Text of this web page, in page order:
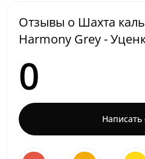
Отзывы о Шахта
Harmony Grey -
0
Написать